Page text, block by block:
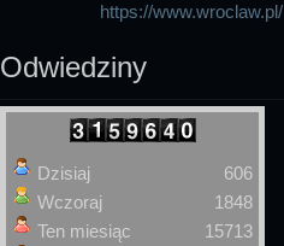
https://www.wroclaw.pl/
Odwiedziny
Dzisiaj
Wczoraj
Ten miesiąc
606
1848
15713